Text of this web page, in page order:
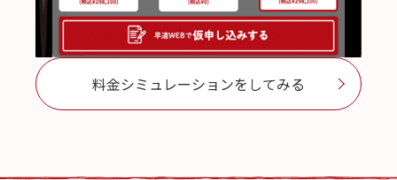
料金シミュレーションをしてみる